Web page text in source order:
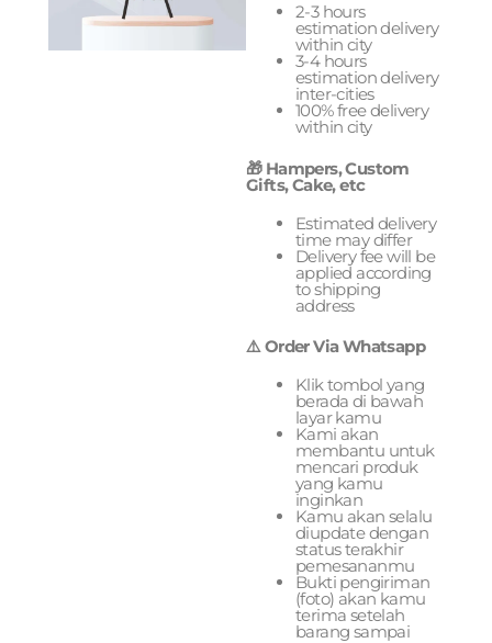
2-3 hours
estimation delivery
within city
3-4 hours
estimation delivery
inter-cities
100% free delivery
within city
🎁 Hampers, Custom
Gifts, Cake, etc
Estimated delivery
time may differ
Delivery fee will be
applied according
to shipping
address
⚠️ Order Via Whatsapp
Klik tombol yang
berada di bawah
layar kamu
Kami akan
membantu untuk
mencari produk
yang kamu
inginkan
Kamu akan selalu
diupdate dengan
status terakhir
pemesananmu
Bukti pengiriman
(foto) akan kamu
terima setelah
barang sampai